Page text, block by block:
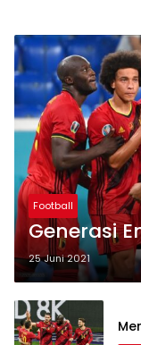
Football
Generasi
25 Juni 2021